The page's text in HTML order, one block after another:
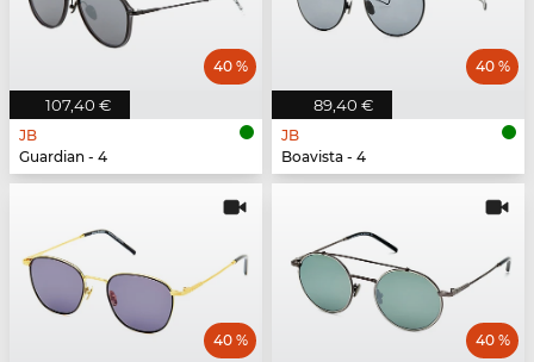
107,40 €
40 %
JB
Guardian - 4
89,40 €
40 %
JB
Boavista - 4
40 % 40 %